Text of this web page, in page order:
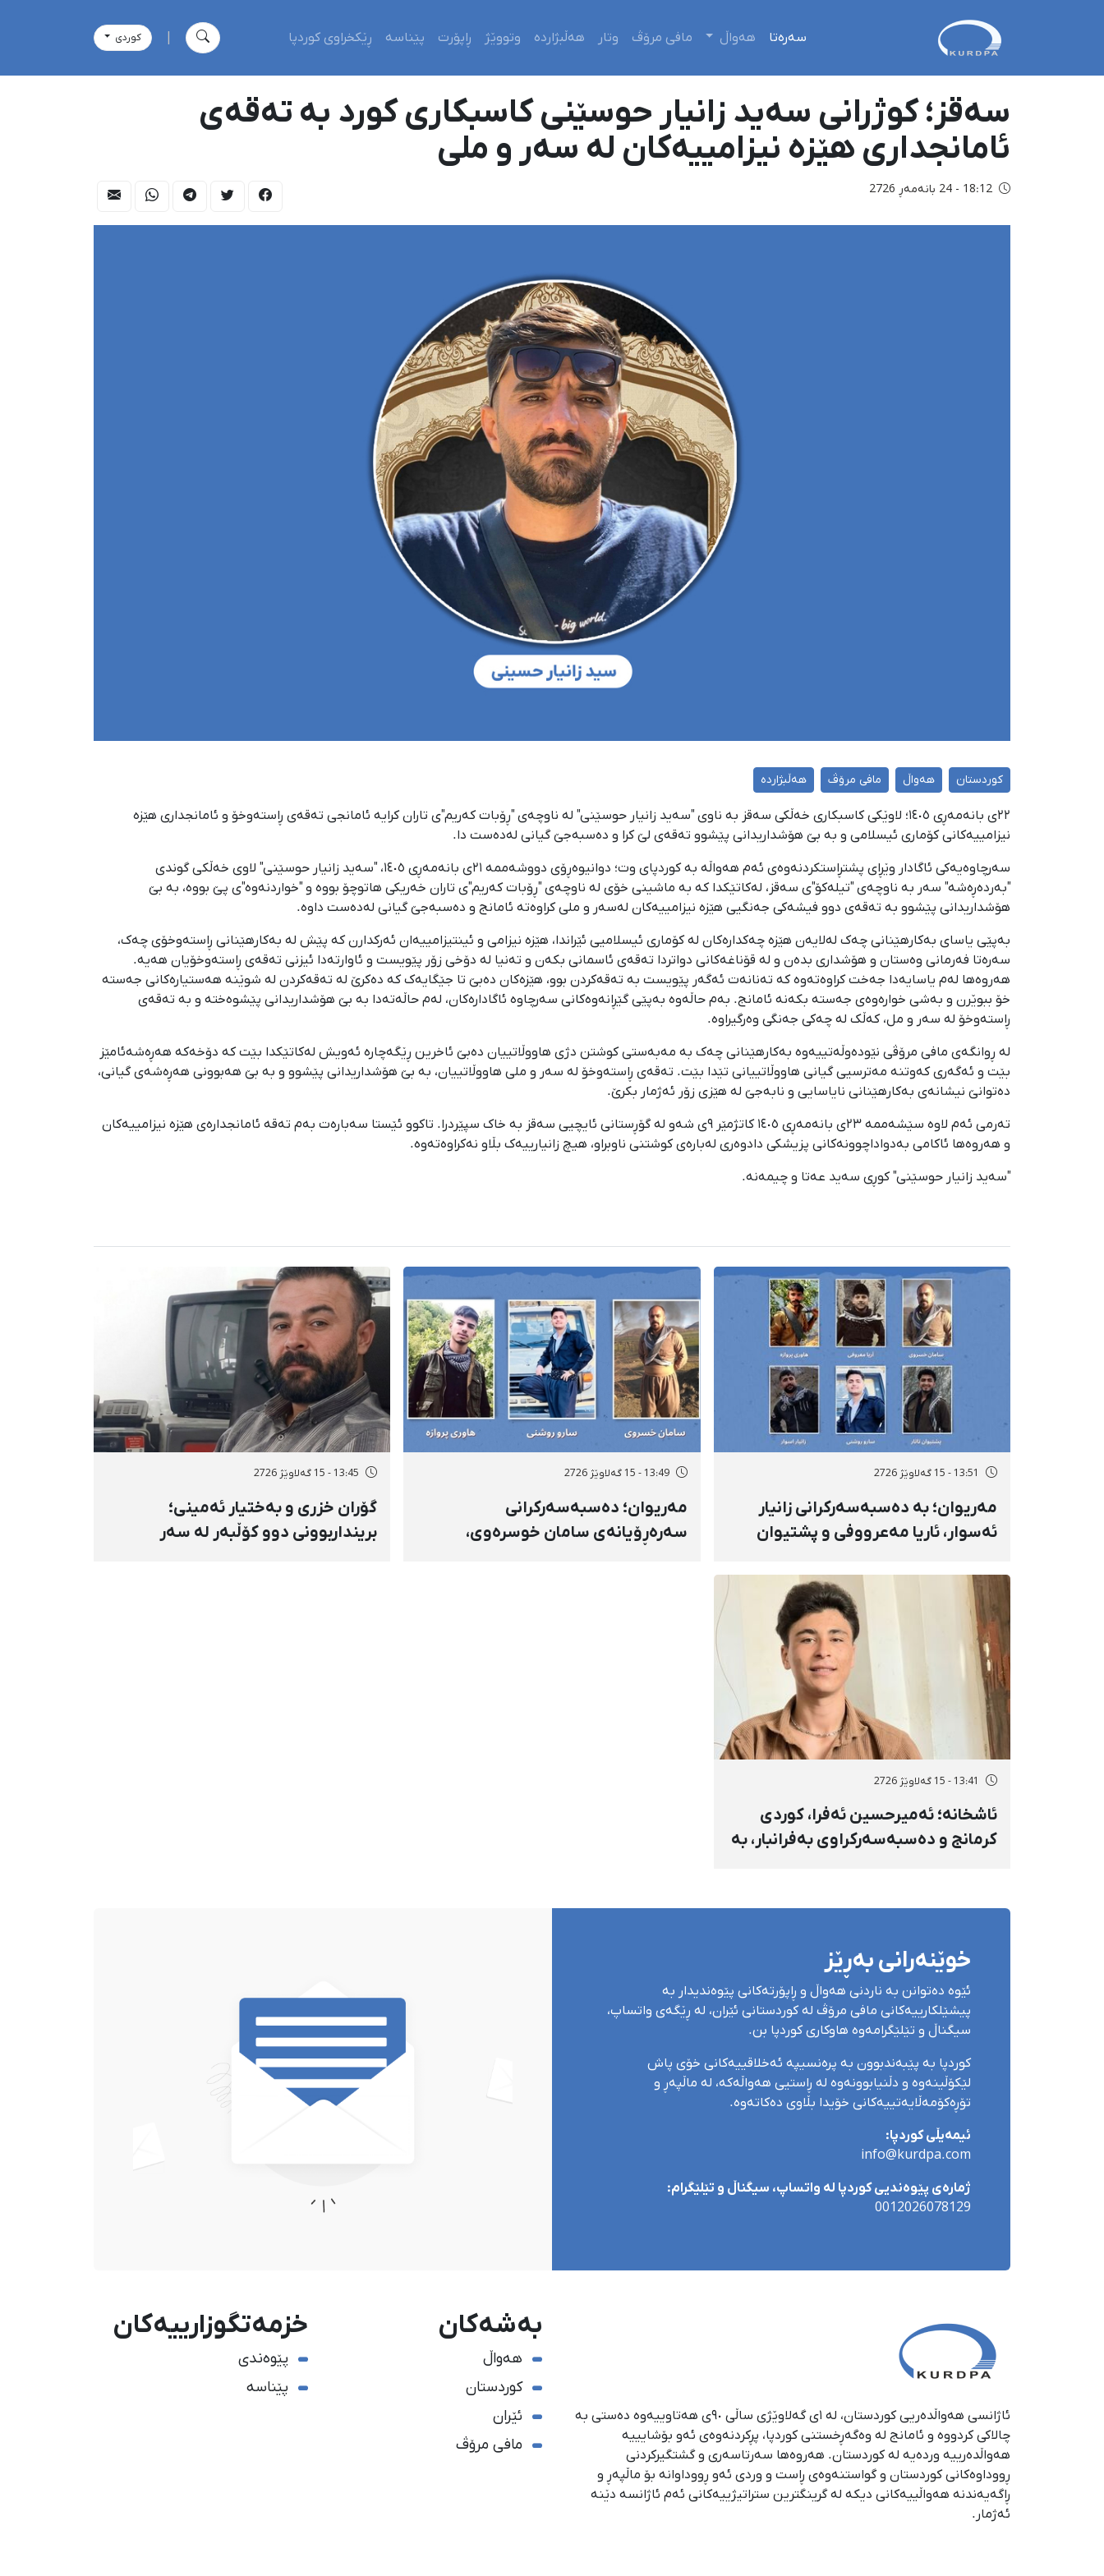
سەرەتا هەواڵ مافی مرۆڤ وتار هەڵبژاردە وتووێژ ڕاپۆرت پێناسە ڕێکخراوی کوردپا كوردی
سەقز؛ کوژرانی سەید زانیار حوسێنی کاسبکاری کورد بە تەقەی
ئامانجداری هێزە نیزامییەکان لە سەر و ملی
18:12 - 24 بانەمەڕ 2726
کوردستان هەواڵ مافی مرۆڤ هەڵبژاردە
٢٢ی بانەمەڕی ١٤٠٥؛ لاوێکی کاسبکاری خەڵکی سەقز بە ناوی "سەید زانیار حوسێنی" لە ناوچەی "ڕۆبات کەریم"ی تاران کرایە ئامانجی تەقەی ڕاستەوخۆ و ئامانجداری هێزە
نیزامییەکانی کۆماری ئیسلامی و بە بێ هۆشداریدانی پێشوو تەقەی لێ کرا و دەسبەجێ گیانی لەدەست دا.
سەرچاوەیەکی ئاگادار وێڕای پشتڕاستکردنەوەی ئەم هەواڵە بە کوردپای وت؛ دوانیوەڕۆی دووشەممە ٢١ی بانەمەڕی ١٤٠٥، "سەید زانیار حوسێنی" لاوی خەڵكی گوندی
"بەردەڕەشە" سەر بە ناوچەی "تیلەکۆ"ی سەقز، لەکاتێکدا کە بە ماشینی خۆی لە ناوچەی "ڕۆبات کەریم"ی تاران خەریکی هاتوچۆ بووە و "خواردنەوە"ی پێ بووە، بە بێ
هۆشداریدانی پێشوو بە تەقەی دوو فیشەکی جەنگیی هێزە نیزامییەکان لەسەر و ملی کراوەتە ئامانج و دەسبەجێ گیانی لەدەست داوە.
بەپێی یاسای بەکارهێنانی چەک لەلایەن هێزە چەکدارەکان لە کۆماری ئیسلامیی ئێراندا، هێزە نیزامی و ئینتیزامییەان ئەرکدارن کە پێش لە بەکارهێنانی ڕاستەوخۆی چەک،
سەرەتا فەرمانی وەستان و هۆشداری بدەن و لە قۆناغەکانی دواتردا تەقەی ئاسمانی بکەن و تەنیا لە دۆخی زۆر پێویست و ئاوارتەدا ئیزنی تەقەی ڕاستەوخۆیان هەیە.
هەروەها لەم یاسایەدا جەخت کراوەتەوە کە تەنانەت ئەگەر پێویست بە تەقەکردن بوو، هێزەکان دەبێ تا جێگایەک کە دەکرێ لە تەقەکردن لە شوێنە هەستیارەکانی جەستە
خۆ ببوێرن و بەشی خوارەوەی جەستە بکەنە ئامانج. بەم حاڵەوە بەپێی گێڕانەوەکانی سەرچاوە ئاگادارەکان، لەم حاڵەتەدا بە بێ هۆشداریدانی پێشوەختە و بە تەقەی
ڕاستەوخۆ لە سەر و مل، کەڵک لە چەکی جەنگی وەرگیراوە.
لە ڕوانگەی مافی مرۆڤی نێودەوڵەتییەوە بەکارهێنانی چەک بە مەبەستی کوشتن دژی هاووڵاتییان دەبێ ئاخرین ڕێگەچارە ئەویش لەکاتێکدا بێت کە دۆخەکە هەڕەشەئامێز
بێت و ئەگەری کەوتنە مەترسیی گیانی هاووڵاتییانی تێدا بێت. تەقەی ڕاستەوخۆ لە سەر و ملی هاووڵاتییان، بە بێ هۆشداریدانی پێشوو و بە بێ هەبوونی هەڕەشەی گیانی،
دەتوانێ نیشانەی بەکارهێنانی نایاسایی و نابەجێ لە هێزی زۆر ئەژمار بکرێ.
تەرمی ئەم لاوە سێشەممە ٢٣ی بانەمەڕی ١٤٠٥ کاتژمێر ٩ی شەو لە گۆڕستانی ئایچیی سەقز بە خاک سپێردرا. تاکوو ئێستا سەبارەت بەم تەقە ئامانجدارەی هێزە نیزامییەکان
و هەروەها ئاکامی بەدواداچوونەکانی پزیشکی دادوەری لەبارەی کوشتنی ناوبراو، هیچ زانیارییەک بڵاو نەکراوەتەوە.
"سەید زانیار حوسێنی" کوڕی سەید عەتا و چیمەنە.
13:51 - 15 گەلاوێژ 2726
مەریوان؛ بە دەسبەسەرکرانی زانیار
ئەسوار، ئاریا مەعرووفی و پشتیوان
سەرەڕۆیانە لە ئاوایی «نێ» بۆ شەش
کەس زیادی کرد
13:49 - 15 گەلاوێژ 2726
مەریوان؛ دەسبەسەرکرانی
سەرەڕۆیانەی سامان خوسرەوی،
13:45 - 15 گەلاوێژ 2726
گۆران خزری و بەختیار ئەمینی؛
برینداربوونی دوو کۆڵبەر لە سەر
13:41 - 15 گەلاوێژ 2726
ئاشخانە؛ ئەمیرحسین ئەفرا، کوردی
کرمانج و دەسبەسەرکراوی بەفرانبار، بە
خوێنەرانی بەڕێز
ئێوە دەتوانن بە ناردنی هەواڵ و ڕاپۆرتەکانی پێوەندیدار بە
پیشێلکارییەکانی مافی مرۆڤ لە کوردستانی ئێران، لە ڕێگەی واتساپ،
سیگناڵ و تێلێگرامەوە هاوکاری کوردپا بن.
کوردپا بە پێبەندبوون بە پرەنسیپە ئەخلاقییەکانی خۆی پاش
لێکۆڵینەوە و دڵنیابوونەوە لە ڕاستیی هەواڵەکە، لە ماڵپەڕ و
تۆڕەکۆمەڵایەتییەکانی خۆیدا بڵاوی دەکاتەوە.
ئیمەیڵی کوردپا:
info@kurdpa.com
ژمارەی پێوەندیی کوردپا لە واتساپ، سیگناڵ و تێلێگرام:
0012026078129
ئاژانسی هەواڵدەریی کوردستان، لە ١ی گەلاوێژی ساڵی ٩٠ی هەتاوییەوە دەستی بە
چالاکی کردووە و ئامانج لە وەگەڕخستنی كوردپا، پڕكردنەوەی ئەو بۆشایییە
هەواڵدەرییە وردەیە لە كوردستان. هەروەها سەرتاسەری و گشتگیركردنی
ڕووداوەكانی كوردستان و گواستنەوەی ڕاست و وردی ئەو ڕووداوانە بۆ ماڵپەڕ و
ڕاگەیەندنە هەواڵییەكانی دیكە لە گرینگترین ستراتیژییەكانی ئەم ئاژانسە دێنە
ئەژمار.
بەشەکان
هەواڵ
کوردستان
ئێران
مافی مرۆڤ
خزمەتگوزارییەکان
پێوەندی
پێناسە